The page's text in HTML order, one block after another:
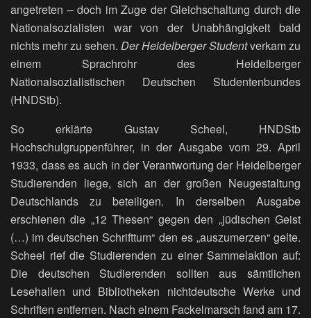
angetreten – doch im Zuge der Gleichschaltung durch die
Nationalsozialisten war von der Unabhängigkeit bald
nichts mehr zu sehen. Der Heidelberger Studentverkam zu
einem Sprachrohr des Heidelberger
Nationalsozialistischen Deutschen Studentenbundes
(HNDStb).
So erklärte Gustav Scheel, HNDStb
Hochschulgruppenführer, in der Ausgabe vom 29. April
1933, dass es auch in der Verantwortung der Heidelberger
Studierenden liege, sich an der großen Neugestaltung
Deutschlands zu beteiligen. In derselben Ausgabe
erschienen die „12 Thesen“ gegen den „jüdischen Geist
(…) im deutschen Schrifttum“ den es „auszumerzen“ gelte.
Scheel rief die Studierenden zu einer Sammelaktion auf:
Die deutschen Studierenden sollten aus sämtlichen
Lesehallen und Bibliotheken nichtdeutsche Werke und
Schriften entfernen. Nach einem Fackelmarsch fand am 17.